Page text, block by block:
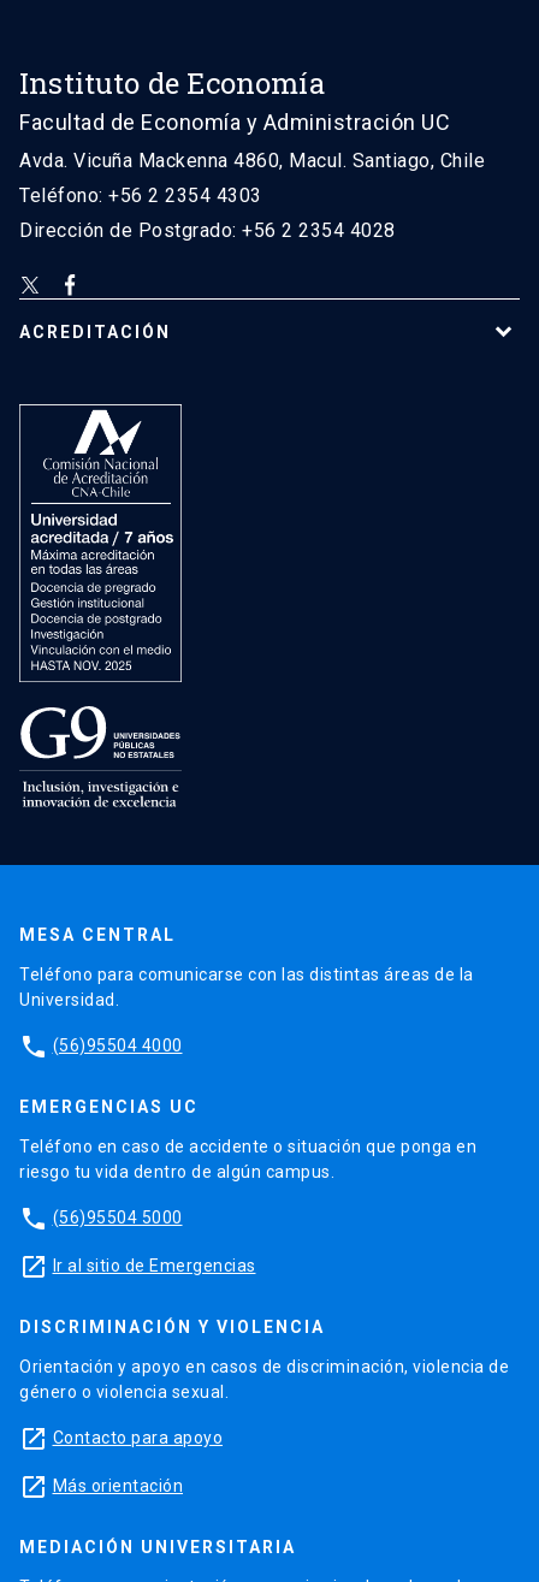
Instituto de Economía
Facultad de Economía y Administración UC
Avda. Vicuña Mackenna 4860, Macul. Santiago, Chile
Teléfono: +56 2 2354 4303
Dirección de Postgrado: +56 2 2354 4028
ACREDITACIÓN
MESA CENTRAL
Teléfono para comunicarse con las distintas áreas de la
Universidad.
phone (56)95504 4000
EMERGENCIAS UC
Teléfono en caso de accidente o situación que ponga en
riesgo tu vida dentro de algún campus.
phone (56)95504 5000
launch Ir al sitio de Emergencias
DISCRIMINACIÓN Y VIOLENCIA
Orientación y apoyo en casos de discriminación, violencia de
género o violencia sexual.
launch Contacto para apoyo
launch Más orientación
MEDIACIÓN UNIVERSITARIA